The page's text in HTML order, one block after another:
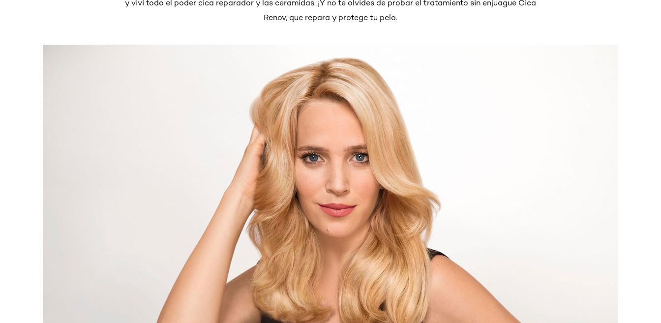
y viví todo el poder cica reparador y las ceramidas. ¡Y no te olvides de probar el tratamiento sin enjuague Cica
Renov, que repara y protege tu pelo.